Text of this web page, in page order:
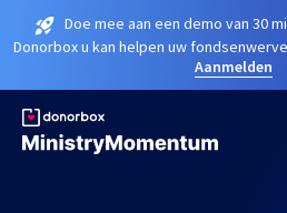
Doe mee aan een demo van 30
Donorbox u kan helpen uw
Aanmelden